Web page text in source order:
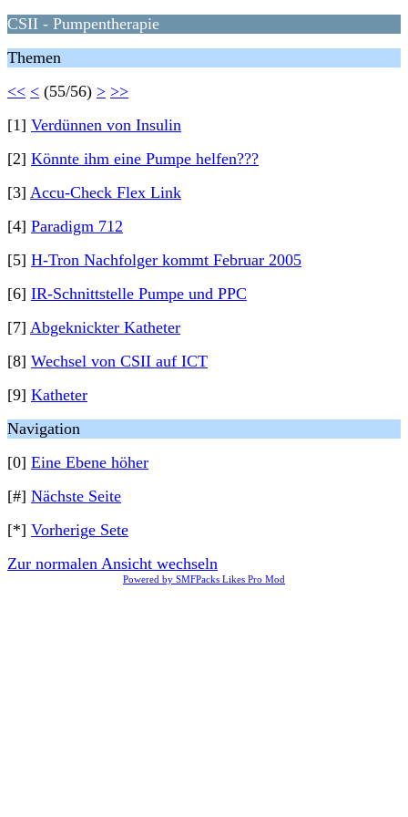
CSII - Pumpentherapie
Themen
<< < (55/56) > >>
[1] Verdünnen von Insulin
[2] Könnte ihm eine Pumpe helfen???
[3] Accu-Check Flex Link
[4] Paradigm 712
[5] H-Tron Nachfolger kommt Februar 2005
[6] IR-Schnittstelle Pumpe und PPC
[7] Abgeknickter Katheter
[8] Wechsel von CSII auf ICT
[9] Katheter
Navigation
[0] Eine Ebene höher
[#] Nächste Seite
[*] Vorherige Sete
Zur normalen Ansicht wechseln
Powered by SMFPacks Likes Pro Mod